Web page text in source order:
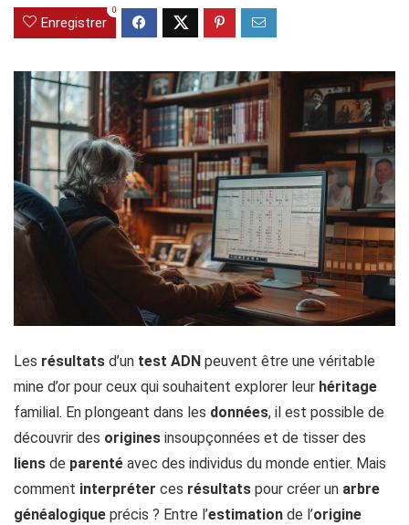
Enregistrer
0
Les résultats d’un test ADN peuvent être une véritable
mine d’or pour ceux qui souhaitent explorer leur héritage
familial. En plongeant dans les données, il est possible de
découvrir des origines insoupçonnées et de tisser des
liens de parenté avec des individus du monde entier. Mais
comment interpréter ces résultats pour créer un arbre
généalogique précis ? Entre l’estimation de l’origine